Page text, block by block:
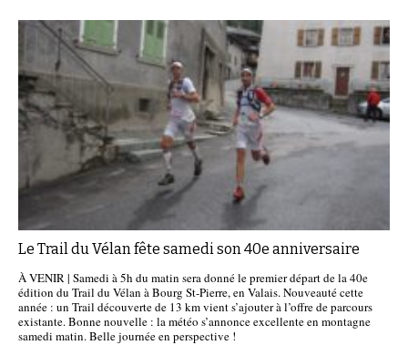
Le Trail du Vélan fête samedi son 40e anniversaire
À VENIR | Samedi à 5h du matin sera donné le premier départ de la 40e
édition du Trail du Vélan à Bourg St-Pierre, en Valais. Nouveauté cette
année : un Trail découverte de 13 km vient s’ajouter à l’offre de parcours
existante. Bonne nouvelle : la météo s’annonce excellente en montagne
samedi matin. Belle journée en perspective !